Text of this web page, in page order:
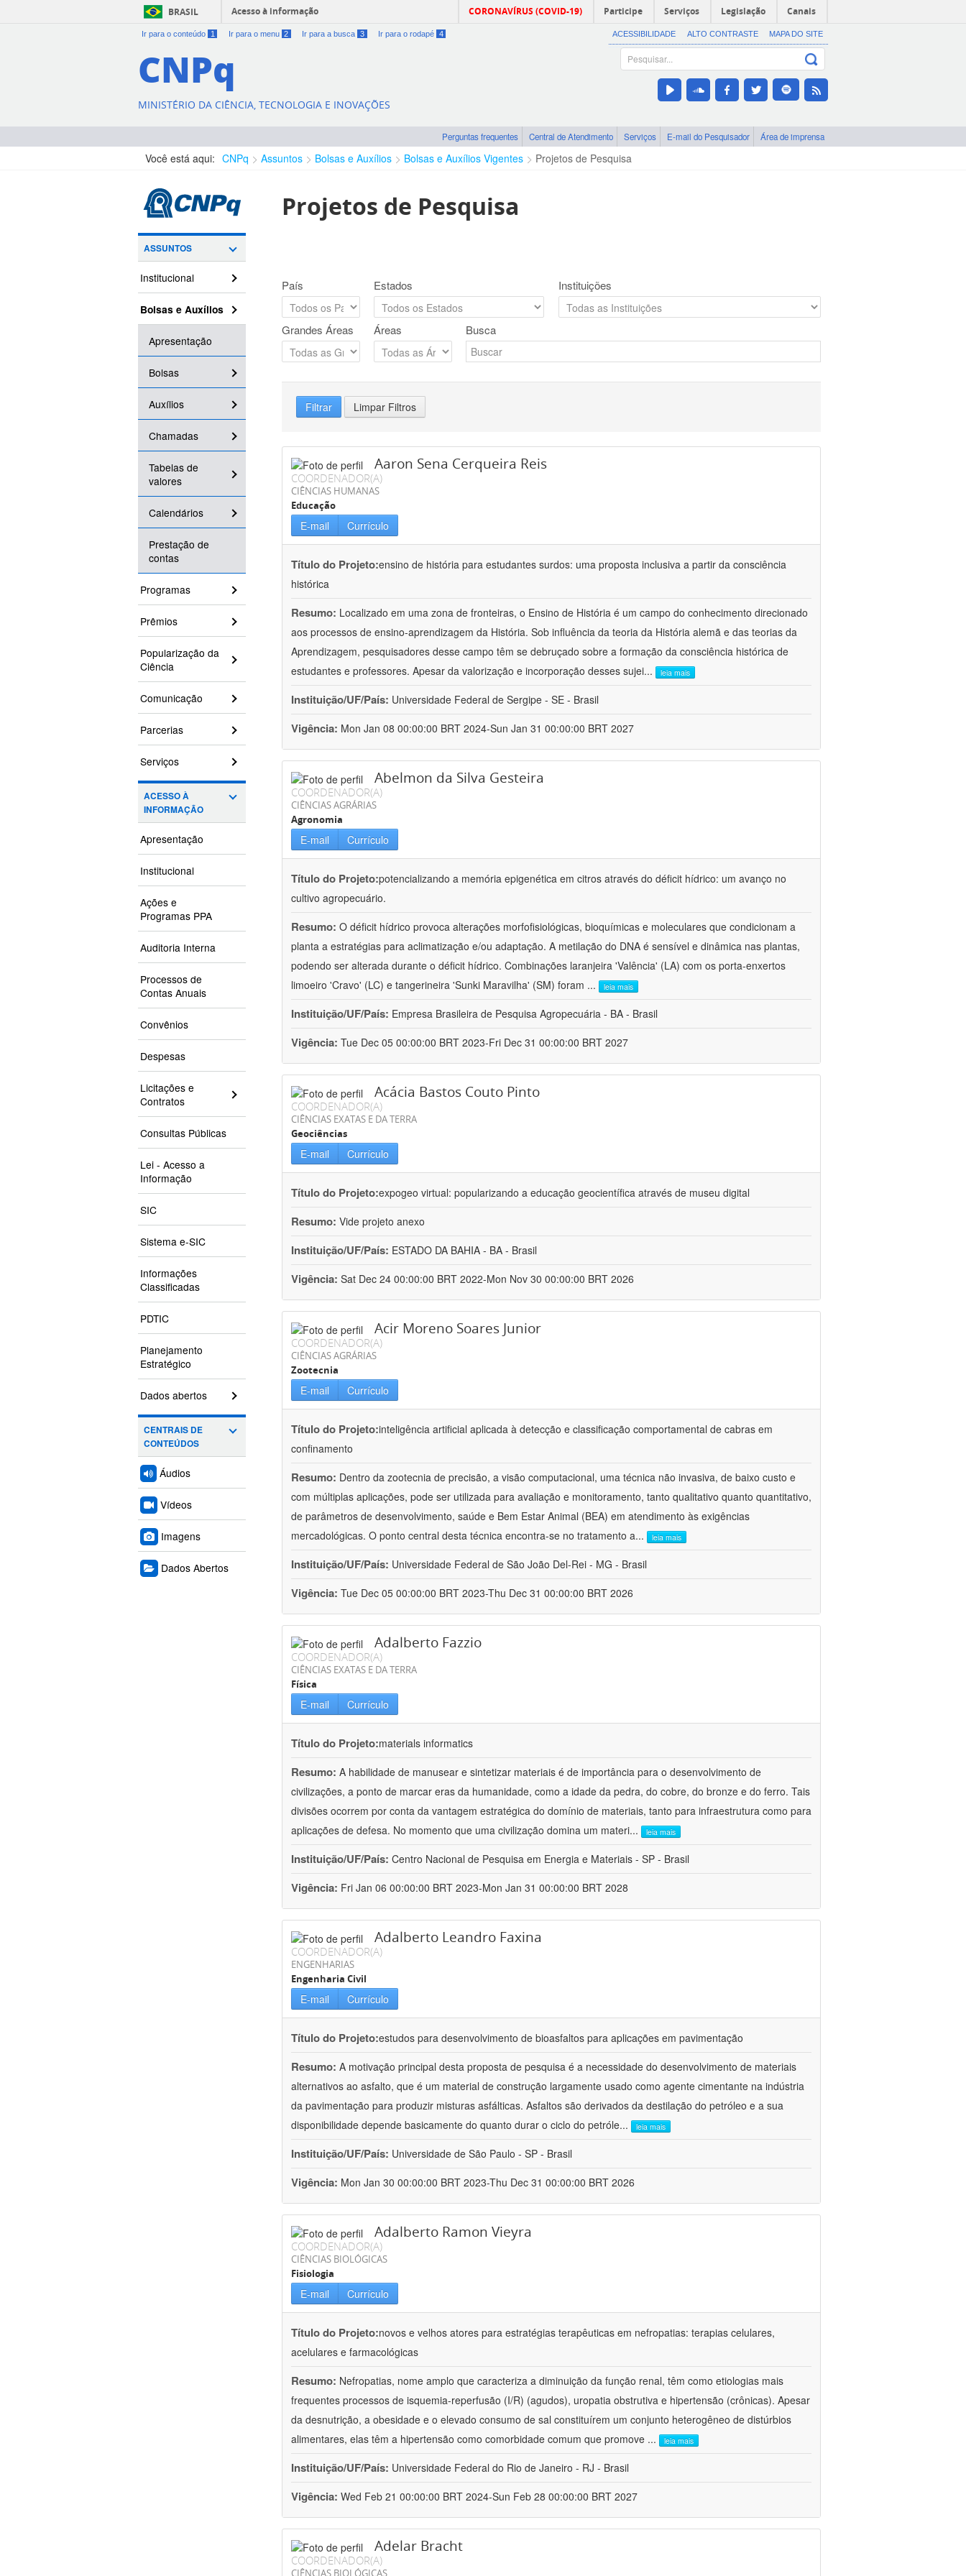
BRASIL Acesso à informação CORONAVÍRUS (COVID-19) Participe Serviços Legislação Canais
Ir para o conteúdo 1 Ir para o menu 2 Ir para a busca 3 Ir para o rodapé 4 ACESSIBILIDADE ALTO CONTRASTE MAPA DO SITE
CNPq
MINISTÉRIO DA CIÊNCIA, TECNOLOGIA E INOVAÇÕES
Perguntas frequentes Central de Atendimento Serviços E-mail do Pesquisador Área de imprensa
Você está aqui: CNPq Assuntos Bolsas e Auxílios Bolsas e Auxílios Vigentes Projetos de Pesquisa
ASSUNTOS
Institucional
Bolsas e Auxílios
Apresentação
Bolsas
Auxílios
Chamadas
Tabelas de
valores
Calendários
Prestação de
contas
Programas
Prêmios
Popularização da
Ciência
Comunicação
Parcerias
Serviços
ACESSO À
INFORMAÇÃO
Apresentação
Institucional
Ações e
Programas PPA
Auditoria Interna
Processos de
Contas Anuais
Convênios
Despesas
Licitações e
Contratos
Consultas Públicas
Lei - Acesso a
Informação
SIC
Sistema e-SIC
Informações
Classificadas
PDTIC
Planejamento
Estratégico
Dados abertos
CENTRAIS DE
CONTEÚDOS
Áudios
Vídeos
Imagens
Dados Abertos
Projetos de Pesquisa
País Estados Instituições
Grandes Áreas Áreas Busca
Filtrar Limpar Filtros
Aaron Sena Cerqueira Reis
COORDENADOR(A)
CIÊNCIAS HUMANAS
Educação
E-mail Currículo
Título do Projeto:ensino de história para estudantes surdos: uma proposta inclusiva a partir da consciência
histórica
Resumo: Localizado em uma zona de fronteiras, o Ensino de História é um campo do conhecimento direcionado
aos processos de ensino-aprendizagem da História. Sob influência da teoria da História alemã e das teorias da
Aprendizagem, pesquisadores desse campo têm se debruçado sobre a formação da consciência histórica de
estudantes e professores. Apesar da valorização e incorporação desses sujei... leia mais
Instituição/UF/País: Universidade Federal de Sergipe - SE - Brasil
Vigência: Mon Jan 08 00:00:00 BRT 2024-Sun Jan 31 00:00:00 BRT 2027
Abelmon da Silva Gesteira
COORDENADOR(A)
CIÊNCIAS AGRÁRIAS
Agronomia
E-mail Currículo
Título do Projeto:potencializando a memória epigenética em citros através do déficit hídrico: um avanço no
cultivo agropecuário.
Resumo: O déficit hídrico provoca alterações morfofisiológicas, bioquímicas e moleculares que condicionam a
planta a estratégias para aclimatização e/ou adaptação. A metilação do DNA é sensível e dinâmica nas plantas,
podendo ser alterada durante o déficit hídrico. Combinações laranjeira 'Valência' (LA) com os porta-enxertos
limoeiro 'Cravo' (LC) e tangerineira 'Sunki Maravilha' (SM) foram ... leia mais
Instituição/UF/País: Empresa Brasileira de Pesquisa Agropecuária - BA - Brasil
Vigência: Tue Dec 05 00:00:00 BRT 2023-Fri Dec 31 00:00:00 BRT 2027
Acácia Bastos Couto Pinto
COORDENADOR(A)
CIÊNCIAS EXATAS E DA TERRA
Geociências
E-mail Currículo
Título do Projeto:expogeo virtual: popularizando a educação geocientífica através de museu digital
Resumo: Vide projeto anexo
Instituição/UF/País: ESTADO DA BAHIA - BA - Brasil
Vigência: Sat Dec 24 00:00:00 BRT 2022-Mon Nov 30 00:00:00 BRT 2026
Acir Moreno Soares Junior
COORDENADOR(A)
CIÊNCIAS AGRÁRIAS
Zootecnia
E-mail Currículo
Título do Projeto:inteligência artificial aplicada à detecção e classificação comportamental de cabras em
confinamento
Resumo: Dentro da zootecnia de precisão, a visão computacional, uma técnica não invasiva, de baixo custo e
com múltiplas aplicações, pode ser utilizada para avaliação e monitoramento, tanto qualitativo quanto quantitativo,
de parâmetros de desenvolvimento, saúde e Bem Estar Animal (BEA) em atendimento às exigências
mercadológicas. O ponto central desta técnica encontra-se no tratamento a... leia mais
Instituição/UF/País: Universidade Federal de São João Del-Rei - MG - Brasil
Vigência: Tue Dec 05 00:00:00 BRT 2023-Thu Dec 31 00:00:00 BRT 2026
Adalberto Fazzio
COORDENADOR(A)
CIÊNCIAS EXATAS E DA TERRA
Física
E-mail Currículo
Título do Projeto:materials informatics
Resumo: A habilidade de manusear e sintetizar materiais é de importância para o desenvolvimento de
civilizações, a ponto de marcar eras da humanidade, como a idade da pedra, do cobre, do bronze e do ferro. Tais
divisões ocorrem por conta da vantagem estratégica do domínio de materiais, tanto para infraestrutura como para
aplicações de defesa. No momento que uma civilização domina um materi... leia mais
Instituição/UF/País: Centro Nacional de Pesquisa em Energia e Materiais - SP - Brasil
Vigência: Fri Jan 06 00:00:00 BRT 2023-Mon Jan 31 00:00:00 BRT 2028
Adalberto Leandro Faxina
COORDENADOR(A)
ENGENHARIAS
Engenharia Civil
E-mail Currículo
Título do Projeto:estudos para desenvolvimento de bioasfaltos para aplicações em pavimentação
Resumo: A motivação principal desta proposta de pesquisa é a necessidade do desenvolvimento de materiais
alternativos ao asfalto, que é um material de construção largamente usado como agente cimentante na indústria
da pavimentação para produzir misturas asfálticas. Asfaltos são derivados da destilação do petróleo e a sua
disponibilidade depende basicamente do quanto durar o ciclo do petróle... leia mais
Instituição/UF/País: Universidade de São Paulo - SP - Brasil
Vigência: Mon Jan 30 00:00:00 BRT 2023-Thu Dec 31 00:00:00 BRT 2026
Adalberto Ramon Vieyra
COORDENADOR(A)
CIÊNCIAS BIOLÓGICAS
Fisiologia
E-mail Currículo
Título do Projeto:novos e velhos atores para estratégias terapêuticas em nefropatias: terapias celulares,
acelulares e farmacológicas
Resumo: Nefropatias, nome amplo que caracteriza a diminuição da função renal, têm como etiologias mais
frequentes processos de isquemia-reperfusão (I/R) (agudos), uropatia obstrutiva e hipertensão (crônicas). Apesar
da desnutrição, a obesidade e o elevado consumo de sal constituírem um conjunto heterogêneo de distúrbios
alimentares, elas têm a hipertensão como comorbidade comum que promove ... leia mais
Instituição/UF/País: Universidade Federal do Rio de Janeiro - RJ - Brasil
Vigência: Wed Feb 21 00:00:00 BRT 2024-Sun Feb 28 00:00:00 BRT 2027
Adelar Bracht
COORDENADOR(A)
CIÊNCIAS BIOLÓGICAS